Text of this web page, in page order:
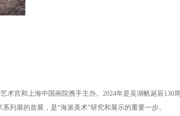
宫和上海中国画院携手主办。2024年是吴湖帆诞辰130周
列展的首展，是“海派美术”研究和展示的重要一步。